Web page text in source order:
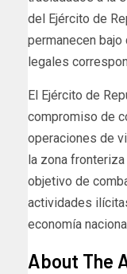
del Ejército de
permanecen
legales
El Ejército de
compromiso de
operaciones de
la zona
objetivo de
actividades
economía
About The